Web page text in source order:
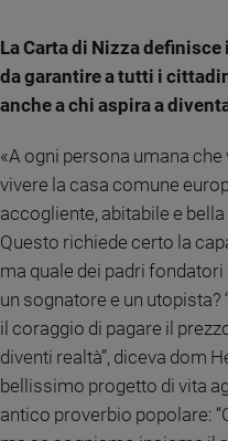
La Carta di Nizza
da garantire a tutti i
anche a chi aspira a
«A ogni persona umana
vivere la casa comune
accogliente, abitabile e
Questo richiede certo la
ma quale dei padri fondatori
un sognatore e un utopista?
il coraggio di pagare il
diventi realtà”, diceva dom
bellissimo progetto di vita
antico proverbio popolare: